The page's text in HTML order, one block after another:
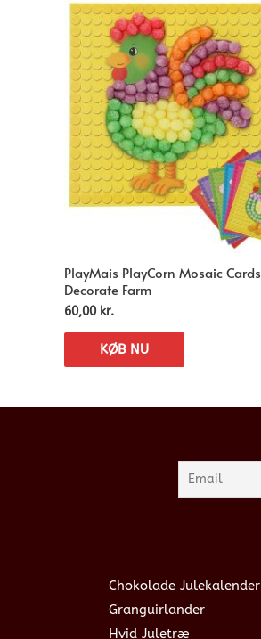
PlayMais PlayCorn Mosaic Cards
Decorate Farm
60,00 kr.
KØB NU
Chokolade Julekalender
Granguirlander
Hvid Juletræ